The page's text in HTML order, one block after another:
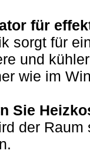
für
sorgt für
und
wie im
Sie
der